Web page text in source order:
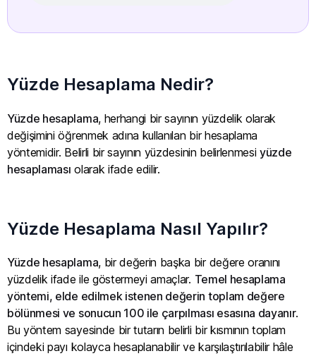
Yüzde Hesaplama Nedir?
Yüzde hesaplama, herhangi bir sayının yüzdelik olarak
değişimini öğrenmek adına kullanılan bir hesaplama
yöntemidir. Belirli bir sayının yüzdesinin belirlenmesiyüzde
hesaplaması olarak ifade edilir.
Yüzde Hesaplama Nasıl Yapılır?
Yüzde hesaplama, bir değerin başka bir değere oranını
yüzdelik ifade ile göstermeyi amaçlar. Temel hesaplama
yöntemi, elde edilmek istenen değerin toplam değere
bölünmesi ve sonucun 100 ile çarpılması esasına dayanır.
Bu yöntem sayesinde bir tutarın belirli bir kısmının toplam
içindeki payı kolayca hesaplanabilir ve karşılaştırılabilir hâle